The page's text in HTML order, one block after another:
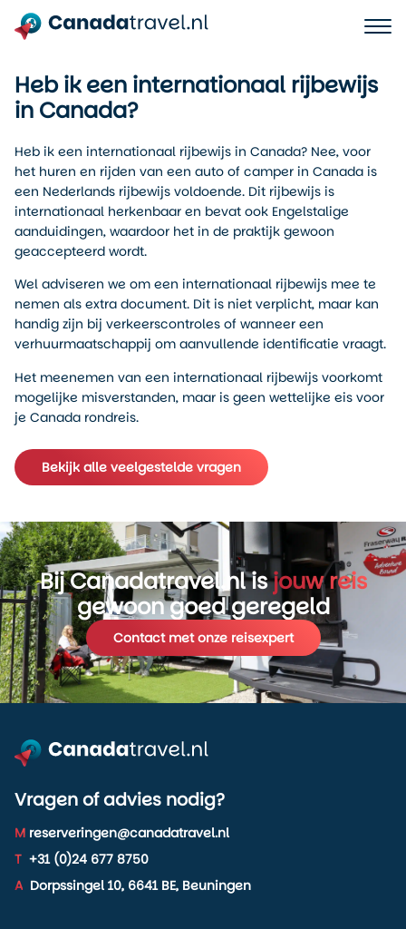
Heb ik een internationaal rijbewijs
in Canada?
Heb ik een internationaal rijbewijs in Canada? Nee, voor
het huren en rijden van een auto of camper in Canada is
een Nederlands rijbewijs voldoende. Dit rijbewijs is
internationaal herkenbaar en bevat ook Engelstalige
aanduidingen, waardoor het in de praktijk gewoon
geaccepteerd wordt.
Wel adviseren we om een internationaal rijbewijs mee te
nemen als extra document. Dit is niet verplicht, maar kan
handig zijn bij verkeerscontroles of wanneer een
verhuurmaatschappij om aanvullende identificatie vraagt.
Het meenemen van een internationaal rijbewijs voorkomt
mogelijke misverstanden, maar is geen wettelijke eis voor
je Canada rondreis.
Bekijk alle veelgestelde vragen
Bij Canadatravel.nl isjouw reis
gewoon goed geregeld
Contact met onze reisexpert
Vragen of advies nodig?
M reserveringen@canadatravel.nl
T +31 (0)24 677 8750
A Dorpssingel 10, 6641 BE, Beuningen